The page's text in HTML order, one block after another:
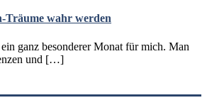
Träume wahr werden
ganz besonderer Monat für mich. Man
und […]